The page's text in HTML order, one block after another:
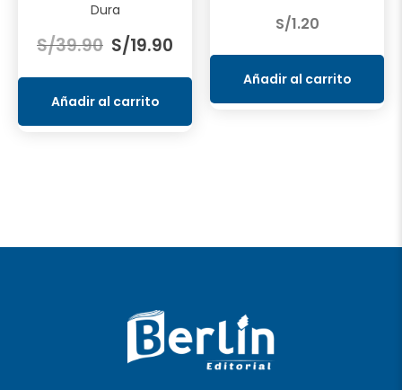
Dura
S/39.90 precio
original
era:
S/39.90.
S/19.90 precio
actual
S/19.90.
Añadir al carrito
S/1.20
Añadir al carrito